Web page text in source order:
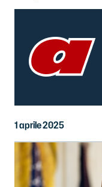
1 aprile 2025